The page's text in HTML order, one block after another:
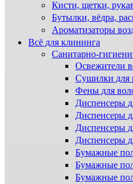
Кисти, щетки,
Бутылки, вёдра,
Ароматизаторы
Всё для клининга
Санитарно-
Освежители
Сушилки для
Фены для
Диспенсеры
Диспенсеры
Диспенсеры
Диспенсеры
Бумажные
Бумажные
Бумажные